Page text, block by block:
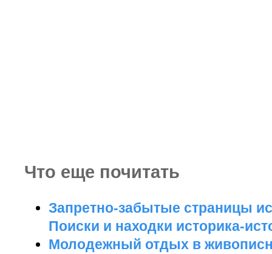
Что еще почитать
Запретно-забытые страницы
Поиски и находки историка-
Молодежный отдых в